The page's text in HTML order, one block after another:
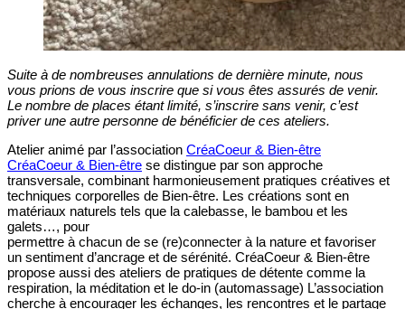
Suite à de nombreuses annulations de dernière minute, nous
vous prions de vous inscrire que si vous êtes assurés de venir.
Le nombre de places étant limité, s’inscrire sans venir, c’est
priver une autre personne de bénéficier de ces ateliers.
Atelier animé par l’association CréaCoeur & Bien-être
CréaCoeur & Bien-être se distingue par son approche
transversale, combinant harmonieusement pratiques créatives et
techniques corporelles de Bien-être. Les créations sont en
matériaux naturels tels que la calebasse, le bambou et les
galets…, pour
permettre à chacun de se (re)connecter à la nature et favoriser
un sentiment d’ancrage et de sérénité. CréaCoeur & Bien-être
propose aussi des ateliers de pratiques de détente comme la
respiration, la méditation et le do-in (automassage) L’association
cherche à encourager les échanges, les rencontres et le partage